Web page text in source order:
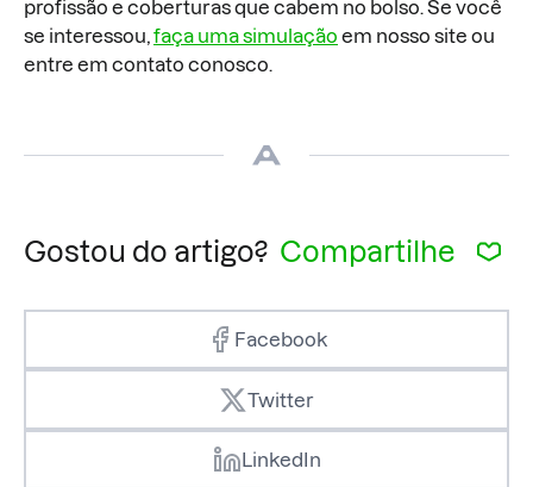
profissão e coberturas que cabem no bolso. Se você
se interessou,faça uma simulação em nosso site ou
entre em contato conosco.
Gostou do artigo? Compartilhe
Facebook
Twitter
LinkedIn